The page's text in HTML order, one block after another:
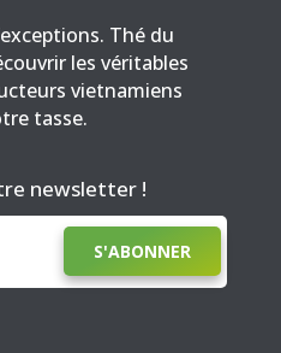
Thé du
les véritables
vietnamiens
tasse.
newsletter !
S'ABONNER